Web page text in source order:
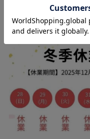
穿き心地やわらかなスー
適に過ごしていただけます
れいに見せてくれるよう
シンプルで着回
◎
ス